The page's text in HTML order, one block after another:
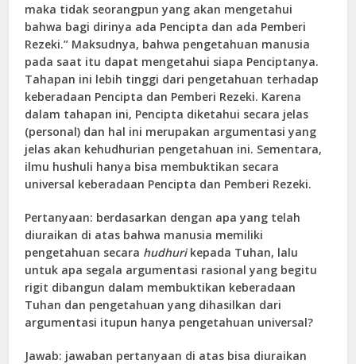
maka tidak seorangpun yang akan mengetahui
bahwa bagi dirinya ada Pencipta dan ada Pemberi
Rezeki.” Maksudnya, bahwa pengetahuan manusia
pada saat itu dapat mengetahui siapa Penciptanya.
Tahapan ini lebih tinggi dari pengetahuan terhadap
keberadaan Pencipta dan Pemberi Rezeki. Karena
dalam tahapan ini, Pencipta diketahui secara jelas
(personal) dan hal ini merupakan argumentasi yang
jelas akan kehudhurian pengetahuan ini. Sementara,
ilmu hushuli hanya bisa membuktikan secara
universal keberadaan Pencipta dan Pemberi Rezeki.
Pertanyaan: berdasarkan dengan apa yang telah
diuraikan di atas bahwa manusia memiliki
pengetahuan secara hudhurikepada Tuhan, lalu
untuk apa segala argumentasi rasional yang begitu
rigit dibangun dalam membuktikan keberadaan
Tuhan dan pengetahuan yang dihasilkan dari
argumentasi itupun hanya pengetahuan universal?
Jawab: jawaban pertanyaan di atas bisa diuraikan